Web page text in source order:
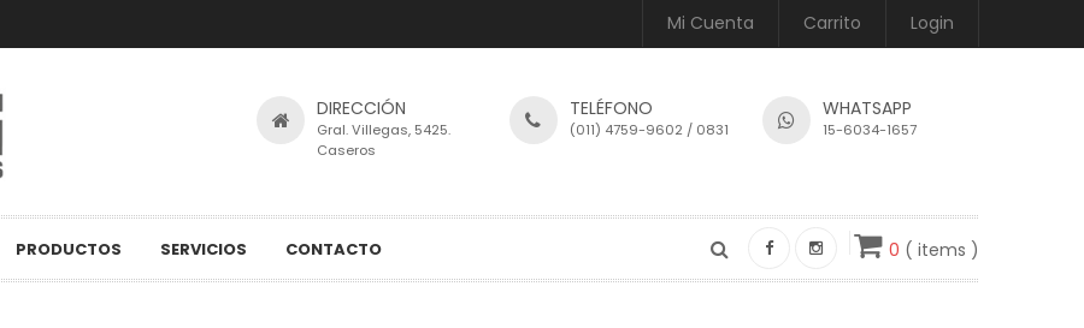
Mi Cuenta Carrito Login
DIRECCIÓN
Gral. Villegas, 5425.
Caseros
TELÉFONO
(011) 4759-9602 / 0831
WHATSAPP
15-6034-1657
PRODUCTOS SERVICIOS CONTACTO 0 ( items )